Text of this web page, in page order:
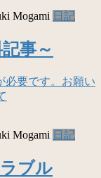
Mogami 日記
事～
必要です。お願い
Mogami 日記
ブル